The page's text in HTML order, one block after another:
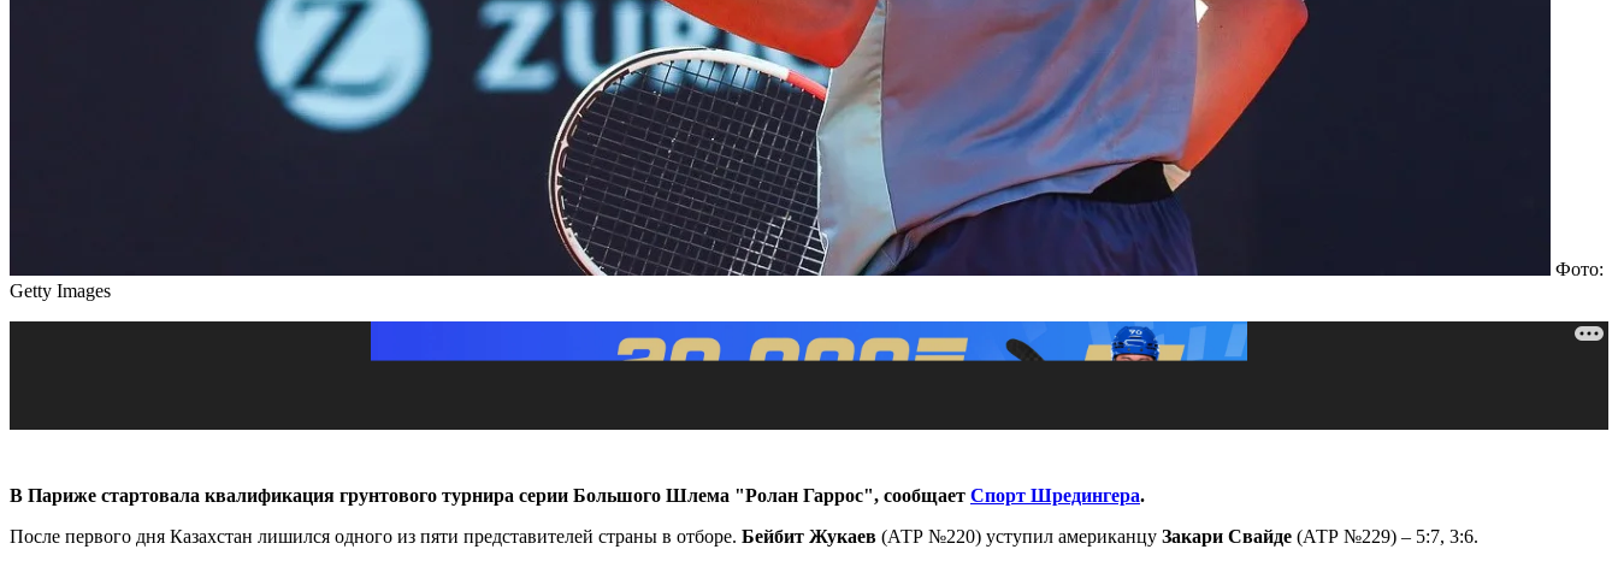
Фото:
Getty Images
В Париже стартовала квалификация грунтового турнира серии Большого Шлема "Ролан Гаррос", сообщает Спорт Шредингера.
После первого дня Казахстан лишился одного из пяти представителей страны в отборе. Бейбит Жукаев (АТР №220) уступил американцу Закари Свайде (АТР №229) – 5:7, 3:6.